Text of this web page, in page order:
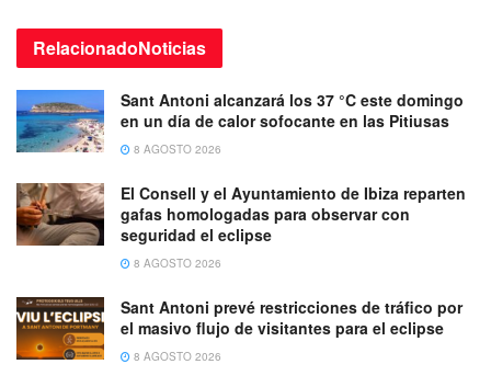
RelacionadoNoticias
Sant Antoni alcanzará los 37 °C este domingo
en un día de calor sofocante en las Pitiusas
8 AGOSTO 2026
El Consell y el Ayuntamiento de Ibiza reparten
gafas homologadas para observar con
seguridad el eclipse
8 AGOSTO 2026
Sant Antoni prevé restricciones de tráfico por
el masivo flujo de visitantes para el eclipse
8 AGOSTO 2026